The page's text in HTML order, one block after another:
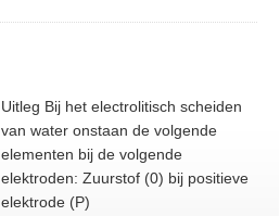
Uitleg Bij het electrolitisch scheiden
van water onstaan de volgende
elementen bij de volgende
elektroden: Zuurstof (0) bij positieve
elektrode (P)